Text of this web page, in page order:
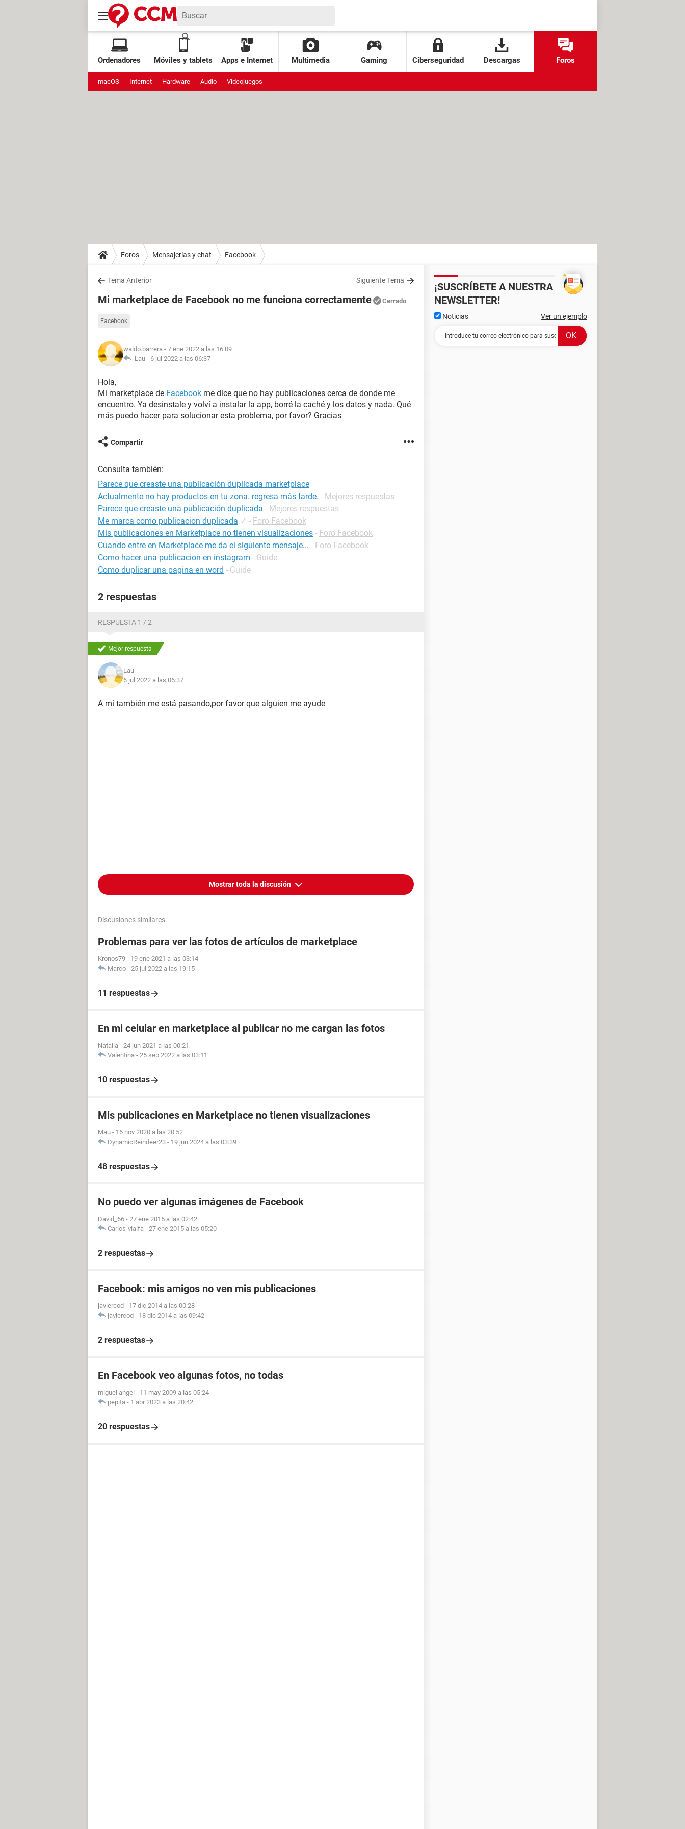
Ordenadores Móviles y tablets Apps e Internet Multimedia Gaming Ciberseguridad Descargas Foros
macOS Internet Hardware Audio Videojuegos
Foros Mensajerías y chat Facebook
Tema Anterior Siguiente Tema
Mi marketplace de Facebook no me funciona correctamente Cerrado
Facebook
waldo.barrera - 7 ene 2022 a las 16:09
Lau - 6 jul 2022 a las 06:37
Hola,
Mi marketplace de Facebook me dice que no hay publicaciones cerca de donde me
encuentro. Ya desinstale y volví a instalar la app, borré la caché y los datos y nada. Qué
más puedo hacer para solucionar esta problema, por favor? Gracias
Compartir
Consulta también:
Parece que creaste una publicación duplicada marketplace
Actualmente no hay productos en tu zona. regresa más tarde. - Mejores respuestas
Parece que creaste una publicación duplicada - Mejores respuestas
Me marca como publicacion duplicada ✓ - Foro Facebook
Mis publicaciones en Marketplace no tienen visualizaciones - Foro Facebook
Cuando entre en Marketplace me da el siguiente mensaje... - Foro Facebook
Como hacer una publicacion en instagram - Guide
Como duplicar una pagina en word - Guide
2 respuestas
RESPUESTA 1 / 2
Mejor respuesta
Lau
6 jul 2022 a las 06:37
A mí también me está pasando,por favor que alguien me ayude
Mostrar toda la discusión
Discusiones similares
Problemas para ver las fotos de artículos de marketplace
Kronos79 - 19 ene 2021 a las 03:14
Marco - 25 jul 2022 a las 19:15
11 respuestas
En mi celular en marketplace al publicar no me cargan las fotos
Natalia - 24 jun 2021 a las 00:21
Valentina - 25 sep 2022 a las 03:11
10 respuestas
Mis publicaciones en Marketplace no tienen visualizaciones
Mau - 16 nov 2020 a las 20:52
DynamicReindeer23 - 19 jun 2024 a las 03:39
48 respuestas
No puedo ver algunas imágenes de Facebook
David_66 - 27 ene 2015 a las 02:42
Carlos-vialfa - 27 ene 2015 a las 05:20
2 respuestas
Facebook: mis amigos no ven mis publicaciones
javiercod - 17 dic 2014 a las 00:28
javiercod - 18 dic 2014 a las 09:42
2 respuestas
En Facebook veo algunas fotos, no todas
miguel angel - 11 may 2009 a las 05:24
pepita - 1 abr 2023 a las 20:42
20 respuestas
¡SUSCRÍBETE A NUESTRA
NEWSLETTER!
Noticias Ver un ejemplo